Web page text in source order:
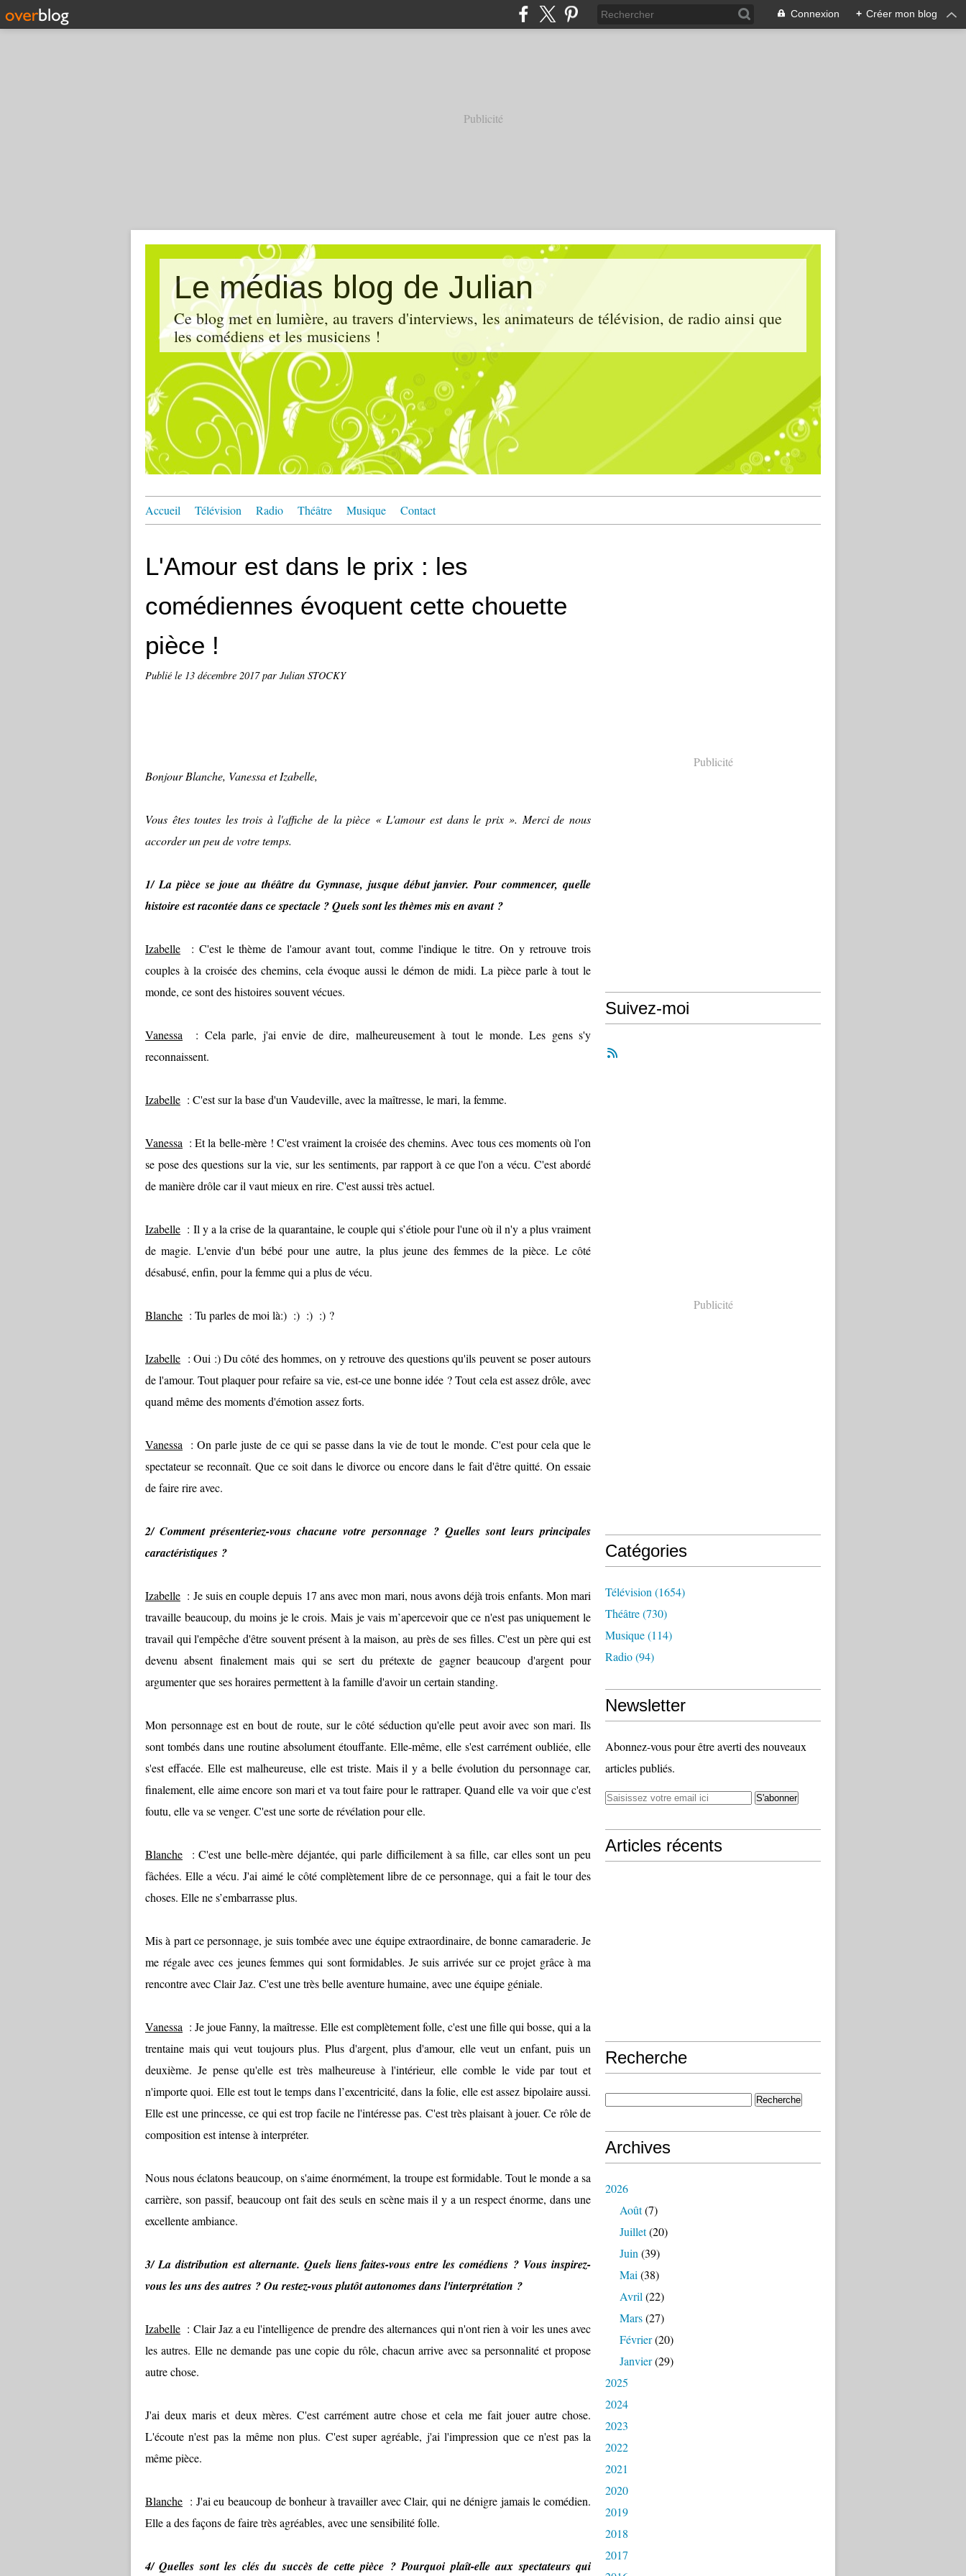
Connexion + Créer mon blog
Publicité
Le médias blog de Julian
Ce blog met en lumière, au travers d'interviews, les animateurs de télévision, de radio ainsi que
les comédiens et les musiciens !
Accueil Télévision Radio Théâtre Musique Contact
L'Amour est dans le prix : les
comédiennes évoquent cette chouette
pièce !
Publié le 13 décembre 2017par Julian STOCKY
Bonjour Blanche, Vanessa et Izabelle,
Vous êtes toutes les trois à l'affiche de la pièce « L'amour est dans le prix ». Merci de nous
accorder un peu de votre temps.
1/ La pièce se joue au théâtre du Gymnase, jusque début janvier. Pour commencer, quelle
histoire est racontée dans ce spectacle ? Quels sont les thèmes mis en avant ?
Izabelle : C'est le thème de l'amour avant tout, comme l'indique le titre. On y retrouve trois
couples à la croisée des chemins, cela évoque aussi le démon de midi. La pièce parle à tout le
monde, ce sont des histoires souvent vécues.
Vanessa : Cela parle, j'ai envie de dire, malheureusement à tout le monde. Les gens s'y
reconnaissent.
Izabelle : C'est sur la base d'un Vaudeville, avec la maîtresse, le mari, la femme.
Vanessa : Et la belle-mère ! C'est vraiment la croisée des chemins. Avec tous ces moments où l'on
se pose des questions sur la vie, sur les sentiments, par rapport à ce que l'on a vécu. C'est abordé
de manière drôle car il vaut mieux en rire. C'est aussi très actuel.
Izabelle : Il y a la crise de la quarantaine, le couple qui s’étiole pour l'une où il n'y a plus vraiment
de magie. L'envie d'un bébé pour une autre, la plus jeune des femmes de la pièce. Le côté
désabusé, enfin, pour la femme qui a plus de vécu.
Blanche : Tu parles de moi là:) :) :) :) ?
Izabelle : Oui :) Du côté des hommes, on y retrouve des questions qu'ils peuvent se poser autours
de l'amour. Tout plaquer pour refaire sa vie, est-ce une bonne idée ? Tout cela est assez drôle, avec
quand même des moments d'émotion assez forts.
Vanessa : On parle juste de ce qui se passe dans la vie de tout le monde. C'est pour cela que le
spectateur se reconnaît. Que ce soit dans le divorce ou encore dans le fait d'être quitté. On essaie
de faire rire avec.
2/ Comment présenteriez-vous chacune votre personnage ? Quelles sont leurs principales
caractéristiques ?
Izabelle : Je suis en couple depuis 17 ans avec mon mari, nous avons déjà trois enfants. Mon mari
travaille beaucoup, du moins je le crois. Mais je vais m’apercevoir que ce n'est pas uniquement le
travail qui l'empêche d'être souvent présent à la maison, au près de ses filles. C'est un père qui est
devenu absent finalement mais qui se sert du prétexte de gagner beaucoup d'argent pour
argumenter que ses horaires permettent à la famille d'avoir un certain standing.
Mon personnage est en bout de route, sur le côté séduction qu'elle peut avoir avec son mari. Ils
sont tombés dans une routine absolument étouffante. Elle-même, elle s'est carrément oubliée, elle
s'est effacée. Elle est malheureuse, elle est triste. Mais il y a belle évolution du personnage car,
finalement, elle aime encore son mari et va tout faire pour le rattraper. Quand elle va voir que c'est
foutu, elle va se venger. C'est une sorte de révélation pour elle.
Blanche : C'est une belle-mère déjantée, qui parle difficilement à sa fille, car elles sont un peu
fâchées. Elle a vécu. J'ai aimé le côté complètement libre de ce personnage, qui a fait le tour des
choses. Elle ne s’embarrasse plus.
Mis à part ce personnage, je suis tombée avec une équipe extraordinaire, de bonne camaraderie. Je
me régale avec ces jeunes femmes qui sont formidables. Je suis arrivée sur ce projet grâce à ma
rencontre avec Clair Jaz. C'est une très belle aventure humaine, avec une équipe géniale.
Vanessa : Je joue Fanny, la maîtresse. Elle est complètement folle, c'est une fille qui bosse, qui a la
trentaine mais qui veut toujours plus. Plus d'argent, plus d'amour, elle veut un enfant, puis un
deuxième. Je pense qu'elle est très malheureuse à l'intérieur, elle comble le vide par tout et
n'importe quoi. Elle est tout le temps dans l’excentricité, dans la folie, elle est assez bipolaire aussi.
Elle est une princesse, ce qui est trop facile ne l'intéresse pas. C'est très plaisant à jouer. Ce rôle de
composition est intense à interpréter.
Nous nous éclatons beaucoup, on s'aime énormément, la troupe est formidable. Tout le monde a sa
carrière, son passif, beaucoup ont fait des seuls en scène mais il y a un respect énorme, dans une
excellente ambiance.
3/ La distribution est alternante. Quels liens faites-vous entre les comédiens ? Vous inspirez-
vous les uns des autres ? Ou restez-vous plutôt autonomes dans l'interprétation ?
Izabelle : Clair Jaz a eu l'intelligence de prendre des alternances qui n'ont rien à voir les unes avec
les autres. Elle ne demande pas une copie du rôle, chacun arrive avec sa personnalité et propose
autre chose.
J'ai deux maris et deux mères. C'est carrément autre chose et cela me fait jouer autre chose.
L'écoute n'est pas la même non plus. C'est super agréable, j'ai l'impression que ce n'est pas la
même pièce.
Blanche : J'ai eu beaucoup de bonheur à travailler avec Clair, qui ne dénigre jamais le comédien.
Elle a des façons de faire très agréables, avec une sensibilité folle.
4/ Quelles sont les clés du succès de cette pièce ? Pourquoi plaît-elle aux spectateurs qui
Publicité
Suivez-moi
Publicité
Catégories
Télévision (1654)
Théâtre(730)
Musique(114)
Radio(94)
Newsletter
Abonnez-vous pour être averti des nouveaux
articles publiés.
Articles récents
Recherche
Archives
2026
Août(7)
Juillet(20)
Juin (39)
Mai (38)
Avril (22)
Mars(27)
Février(20)
Janvier(29)
2025
2024
2023
2022
2021
2020
2019
2018
2017